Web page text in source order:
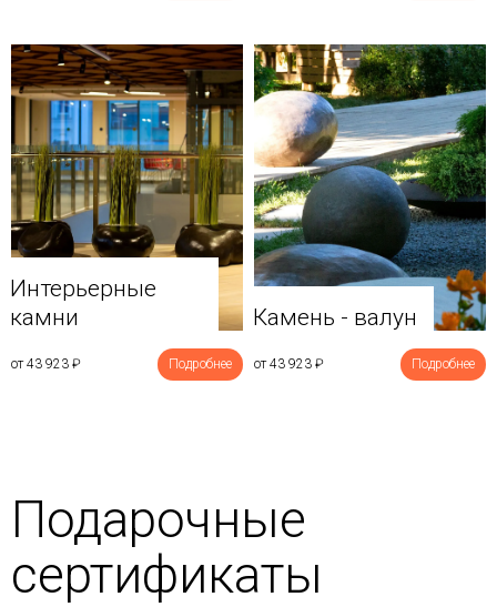
Интерьерные
камни
от 43 923 ₽ Подробнее
Камень - валун
от 43 923 ₽ Подробнее
Подарочные
сертификаты